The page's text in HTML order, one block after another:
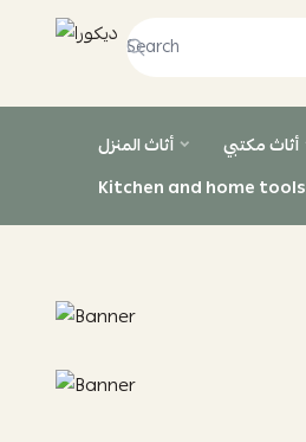
ديكورا
أثاث المنزل أثاث مكتبي
Kitchen and home tools